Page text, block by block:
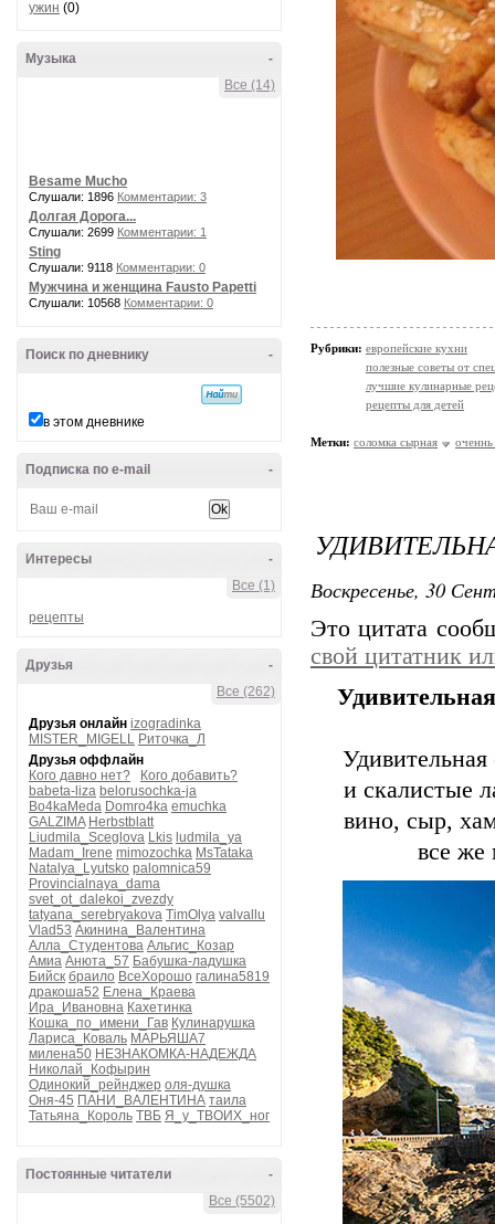
ужин (0)
-
Музыка
Все (14)
Besame Mucho
Слушали: 1896 Комментарии: 3
Долгая Дорога...
Слушали: 2699 Комментарии: 1
Sting
Слушали: 9118 Комментарии: 0
Мужчина и женщина Fausto Papetti
Слушали: 10568 Комментарии: 0
-
Поиск по дневнику
в этом дневнике
-
Подписка по e-mail
-
Интересы
Все (1)
рецепты
-
Друзья
Все (262)
Друзья онлайн izogradinka
MISTER_MIGELL Риточка_Л
Друзья оффлайн
Кого давно нет?
Кого добавить?
babeta-liza belorusochka-ja
Bo4kaMeda Domro4ka emuchka
GALZIMA Herbstblatt
Liudmila_Sceglova Lkis ludmila_ya
Madam_Irene mimozochka MsTataka
Natalya_Lyutsko palomnica59
Provincialnaya_dama
svet_ot_dalekoi_zvezdy
tatyana_serebryakova TimOlya valvallu
Vlad53 Акинина_Валентина
Алла_Студентова Альгис_Козар
Амиа Анюта_57 Бабушка-ладушка
Бийск браило ВсеХорошо галина5819
дракоша52 Елена_Краева
Ира_Ивановна Кахетинка
Кошка_по_имени_Гав Кулинарушка
Лариса_Коваль МАРЬЯША7
милена50 НЕЗНАКОМКА-НАДЕЖДА
Николай_Кофырин
Одинокий_рейнджер оля-душка
Оня-45 ПАНИ_ВАЛЕНТИНА таила
Татьяна_Король ТВБ Я_у_ТВОИХ_ног
-
Постоянные читатели
Все (5502)
Рубрики: европейские кухни
полезные советы от
лучшие кулинарные
рецепты для детей
Метки: соломка сырная
Воскресенье, 30
Это цитата
свой цитатник
и скалистые
вино, сыр,
все же